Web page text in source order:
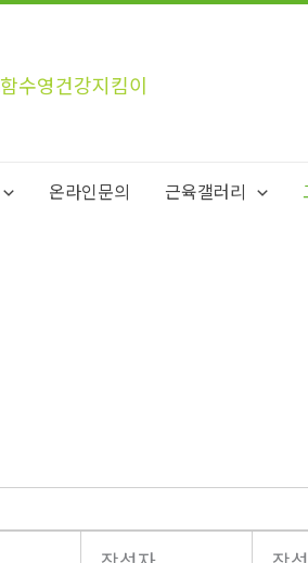
온라인문의 근육갤러리